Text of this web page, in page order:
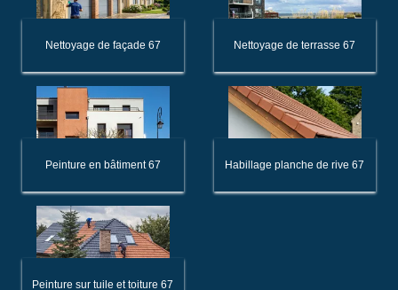
Nettoyage de façade 67 Nettoyage de terrasse 67
Peinture en bâtiment 67 Habillage planche de rive 67
Peinture sur tuile et toiture 67